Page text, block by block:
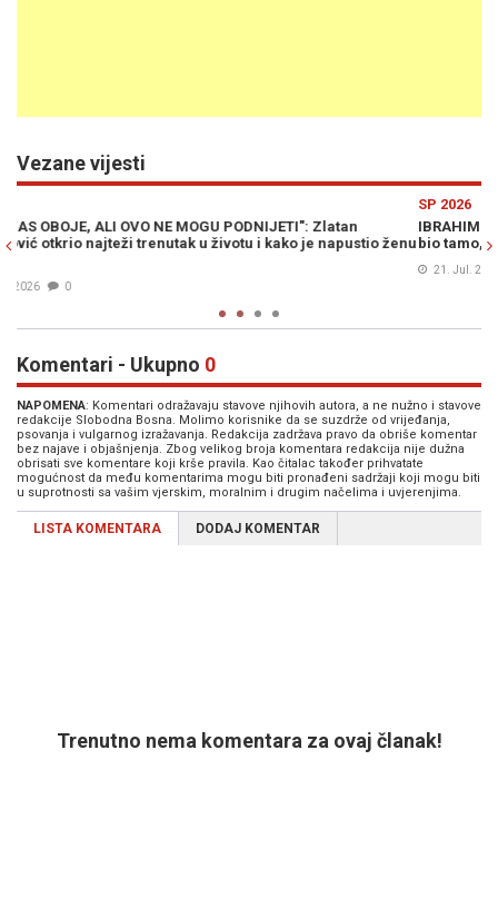
Vezane vijesti
IBRAHIMOVIĆ SE OBRATIO PAREDESU BIRANIM RIJEČIMA: "Da sam
bio tamo, udario bih ga glavom"
Komentari - Ukupno 0
NAPOMENA: Komentari odražavaju stavove njihovih autora, a ne nužno i stavove
redakcije Slobodna Bosna. Molimo korisnike da se suzdrže od vrijeđanja,
psovanja i vulgarnog izražavanja. Redakcija zadržava pravo da obriše komentar
bez najave i objašnjenja. Zbog velikog broja komentara redakcija nije dužna
obrisati sve komentare koji krše pravila. Kao čitalac također prihvatate
mogućnost da među komentarima mogu biti pronađeni sadržaji koji mogu biti
u suprotnosti sa vašim vjerskim, moralnim i drugim načelima i uvjerenjima.
LISTA KOMENTARA DODAJ KOMENTAR
Trenutno nema komentara za ovaj članak!